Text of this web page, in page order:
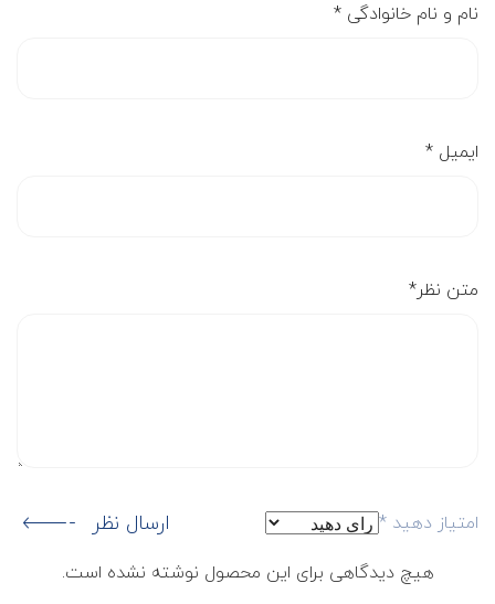
نام و نام خانوادگی *
ایمیل *
متن نظر*
امتیاز دهید * ارسال نظر
هیچ دیدگاهی برای این محصول نوشته نشده است.